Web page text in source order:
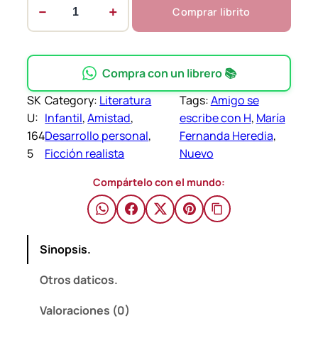
0
0
0
m
i
o
s
e
e
s
b
c
− + Comprar librito
Compra con un librero 📚
SK
U:
164
5
Category: Literatura
Infantil, Amistad
Desarrollo personal
Ficción realista
Tags:Amigo se
escribe con H, María
Fernanda Heredia
Nuevo
Compártelo con el mundo:
Sinopsis.
Otros daticos.
Valoraciones (0)